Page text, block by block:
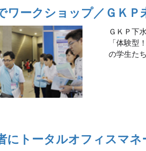
ワークショップ／ＧＫＰ
ＧＫＰ下
「体験型
の学生た
にトータルオフィスマ